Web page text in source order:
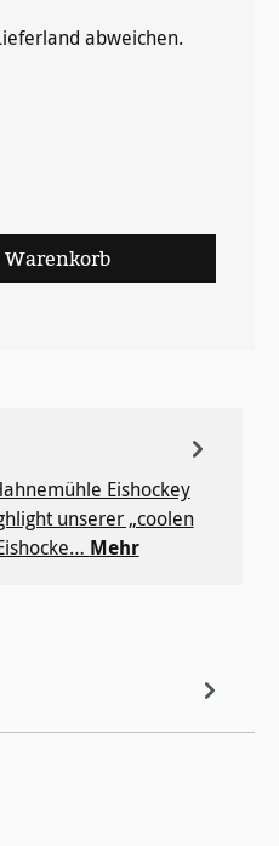
abweichen.
Eishockey
unserer „coolen
Mehr